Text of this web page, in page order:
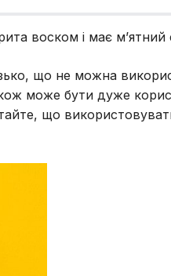
воском і має м’ятний
що не можна
може бути дуже
що